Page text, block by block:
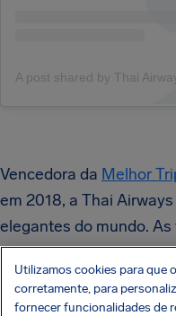
A post shared by Thai
Vencedora da Melhor
em 2018, a Thai
elegantes do mundo.
tailandesas, também
usadas em uma
apresentam um lenço
Utilizamos cookies para que
corretamente, para
fornecer funcionalidades de